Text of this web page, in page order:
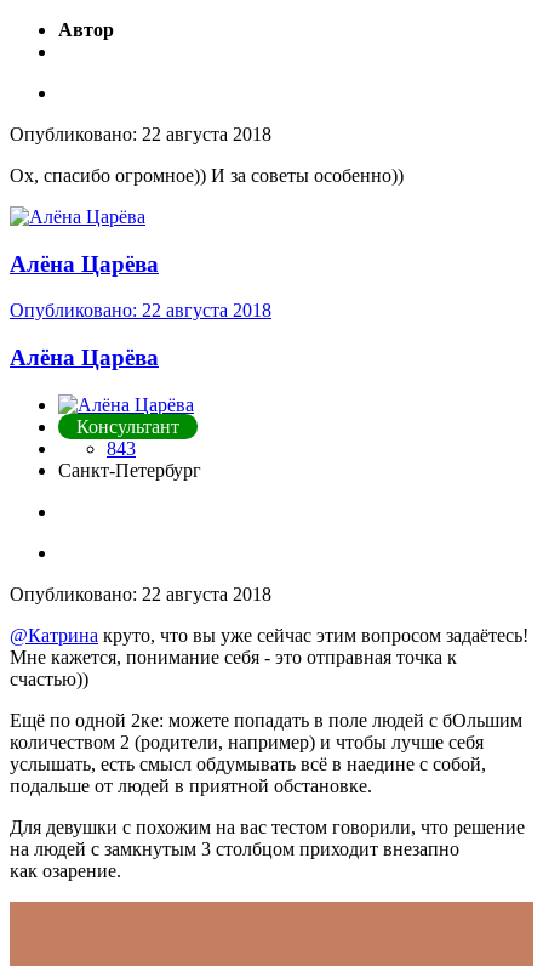
Автор
Опубликовано: 22 августа 2018
Ох, спасибо огромное)) И за советы особенно))
Алёна Царёва
Опубликовано: 22 августа 2018
Алёна Царёва
Консультант
843
Санкт-Петербург
Опубликовано: 22 августа 2018
@Катрина круто, что вы уже сейчас этим вопросом задаётесь!
Мне кажется, понимание себя - это отправная точка к
счастью))
Ещё по одной 2ке: можете попадать в поле людей с бОльшим
количеством 2 (родители, например) и чтобы лучше себя
услышать, есть смысл обдумывать всё в наедине с собой,
подальше от людей в приятной обстановке.
Для девушки с похожим на вас тестом говорили, что решение
на людей с замкнутым 3 столбцом приходит внезапно
как озарение.